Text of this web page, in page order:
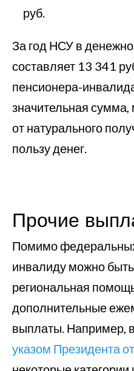
руб.
За год НСУ в
составляет 13 341
пенсионера-
значительная сумма,
от натурального
пользу денег.
Прочие
Помимо
инвалиду можно
региональная
дополнительные
выплаты. Например,
указом Президента